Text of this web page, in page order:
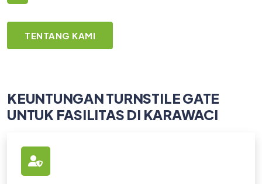
TENTANG KAMI
KEUNTUNGAN TURNSTILE GATE
UNTUK FASILITAS DI KARAWACI